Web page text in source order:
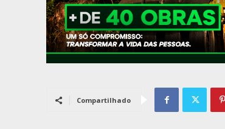
Compartilhado